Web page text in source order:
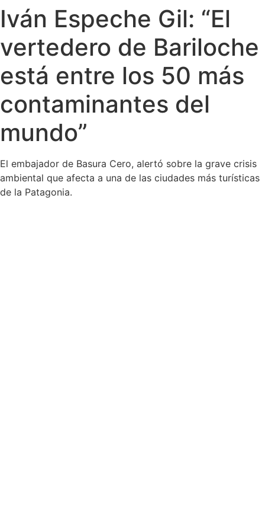
Ir
al
contenido
Iván Espeche Gil: “El
vertedero de Bariloche
está entre los 50 más
contaminantes del
mundo”
El embajador de Basura Cero, alertó sobre la grave crisis
ambiental que afecta a una de las ciudades más turísticas
de la Patagonia.